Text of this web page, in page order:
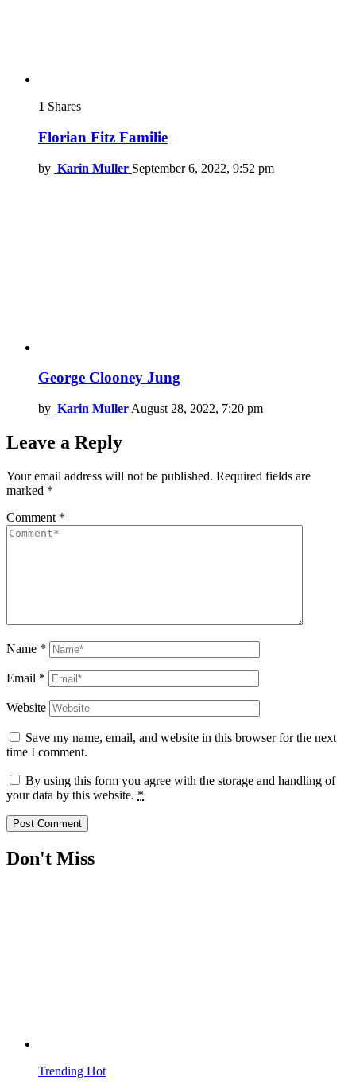
1 Shares
Florian Fitz Familie
by Karin Muller September 6, 2022, 9:52 pm
George Clooney Jung
by Karin Muller August 28, 2022, 7:20 pm
Leave a Reply
Your email address will not be published. Required fields are
marked *
Comment *
Name *
Email *
Website
Save my name, email, and website in this browser for the next
time I comment.
By using this form you agree with the storage and handling of
your data by this website. *
Don't Miss
Trending Hot